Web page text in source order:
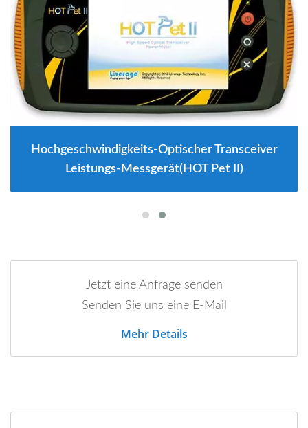
Hochgeschwindigkeits-Optischer Transceiver
Leistungs-Messgerät(HOT Pet II)
Jetzt eine Anfrage senden
Senden Sie uns eine E-Mail
Mehr Details